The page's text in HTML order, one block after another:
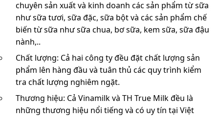
chuyên sản xuất và kinh doanh các sản phẩm từ sữa
như sữa tươi, sữa đặc, sữa bột và các sản phẩm chế
biến từ sữa như sữa chua, bơ sữa, kem sữa, sữa đậu
nành,..
Chất lượng: Cả hai công ty đều đặt chất lượng sản
phẩm lên hàng đầu và tuân thủ các quy trình kiểm
tra chất lượng nghiêm ngặt.
Thương hiệu: Cả Vinamilk và TH True Milk đều là
những thương hiệu nổi tiếng và có uy tín tại Việt